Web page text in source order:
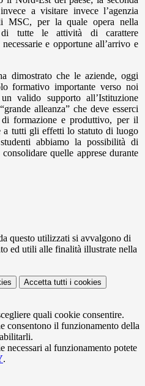
a visitare invece l’agenzia
MSC, per la quale opera nella
di tutte le attività di carattere
e opportune all’arrivo e
dimostrato che le aziende, oggi
formativo importante verso noi
valido supporto all’Istituzione
alleanza” che deve esserci
formazione e produttivo, per il
a tutti gli effetti lo statuto di luogo
abbiamo la possibilità di
quelle apprese durante
questo utilizzati si avvalgono di
ed utili alle finalità illustrate nella
Accetta tutti i cookies
quali cookie consentire.
consentono il funzionamento della
necessari al funzionamento potete
.